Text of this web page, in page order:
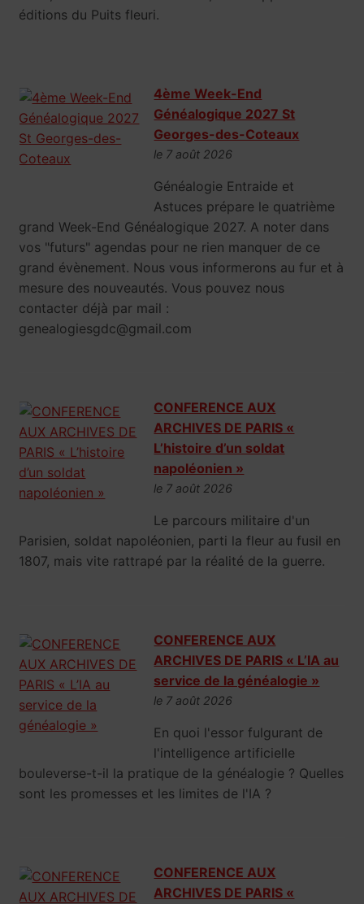
éditions du Puits fleuri.
4ème Week-End
Généalogique 2027 St
Georges-des-Coteaux
le 7 août 2026
Généalogie Entraide et
Astuces prépare le quatrième
grand Week-End Généalogique 2027. A noter dans
vos "futurs" agendas pour ne rien manquer de ce
grand évènement. Nous vous informerons au fur et à
mesure des nouveautés. Vous pouvez nous
contacter déjà par mail :
genealogiesgdc@gmail.com
CONFERENCE AUX
ARCHIVES DE PARIS «
L’histoire d’un soldat
napoléonien »
le 7 août 2026
Le parcours militaire d'un
Parisien, soldat napoléonien, parti la fleur au fusil en
1807, mais vite rattrapé par la réalité de la guerre.
CONFERENCE AUX
ARCHIVES DE PARIS « L’IA au
service de la généalogie »
le 7 août 2026
En quoi l'essor fulgurant de
l'intelligence artificielle
bouleverse-t-il la pratique de la généalogie ? Quelles
sont les promesses et les limites de l'IA ?
CONFERENCE AUX
ARCHIVES DE PARIS «